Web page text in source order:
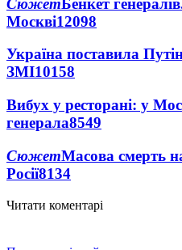
Москві12098
Україна поставила
ЗМІ10158
Вибух у ресторані: у
генерала8549
СюжетМасова смерть
Росії8134
Читати коментарі